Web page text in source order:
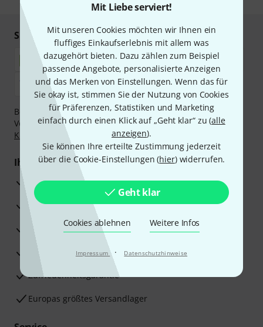
Mit Liebe serviert!
Mit unseren Cookies möchten wir Ihnen ein
fluffiges Einkaufserlebnis mit allem was
dazugehört bieten. Dazu zählen zum Beispiel
passende Angebote, personalisierte Anzeigen
und das Merken von Einstellungen. Wenn das für
Sie okay ist, stimmen Sie der Nutzung von Cookies
für Präferenzen, Statistiken und Marketing
einfach durch einen Klick auf „Geht klar“ zu (alle
anzeigen).
Sie können Ihre erteilte Zustimmung jederzeit
über die Cookie-Einstellungen (hier) widerrufen.
Geht klar
Cookies ablehnen Weitere Infos
Impressum · Datenschutzhinweise
Sicher einkaufen & bezahlen
Bezahlen Sie vertraulich und sicher per Nachnahme,
Vorkasse, PayPal, Amazon Pay,Klarna Sofort bezahlen
Klarna Ratenzahlung
oder Kreditkarte.
Ihre Vorteile
3 Jahre Thomann Garantie
30 Tage Money-Back-Garantie
Reparaturservice
Beratung durch Fachexperten
Zufriedenheitsgarantie
Europas größtes Versandlager